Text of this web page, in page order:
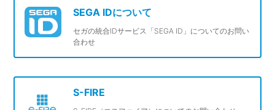
SEGA IDについて
セガの統合IDサービス「SEGA ID」についてのお問い
合わせ
S-FIRE